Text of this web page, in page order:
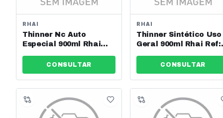
RHAI
Thinner Nc Auto
Especial 900ml Rhai
CONSULTAR
RHAI
Thinner Sintético Uso
Geral 900ml Rhai Ref:
CONSULTAR